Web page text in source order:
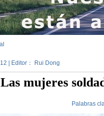
| Editor： Rui Dong
Las mujeres
Palabras